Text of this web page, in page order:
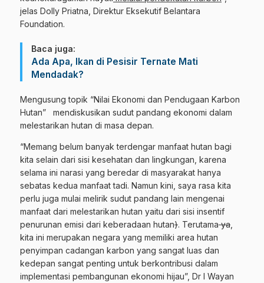
jelas Dolly Priatna, Direktur Eksekutif Belantara
Foundation.
Baca juga:
Ada Apa, Ikan di Pesisir Ternate Mati
Mendadak?
Mengusung topik “Nilai Ekonomi dan Pendugaan Karbon
Hutan” mendiskusikan sudut pandang ekonomi dalam
melestarikan hutan di masa depan.
“Memang belum banyak terdengar manfaat hutan bagi
kita selain dari sisi kesehatan dan lingkungan, karena
selama ini narasi yang beredar di masyarakat hanya
sebatas kedua manfaat tadi. Namun kini, saya rasa kita
perlu juga mulai melirik sudut pandang lain mengenai
manfaat dari melestarikan hutan yaitu dari sisi insentif
penurunan emisi dari keberadaan hutan). Terutamaya
kita ini merupakan negara yang memiliki area hutan
penyimpan cadangan karbon yang sangat luas dan
kedepan sangat penting untuk berkontribusi dalam
implementasi pembangunan ekonomi hijau”, Dr I Wayan